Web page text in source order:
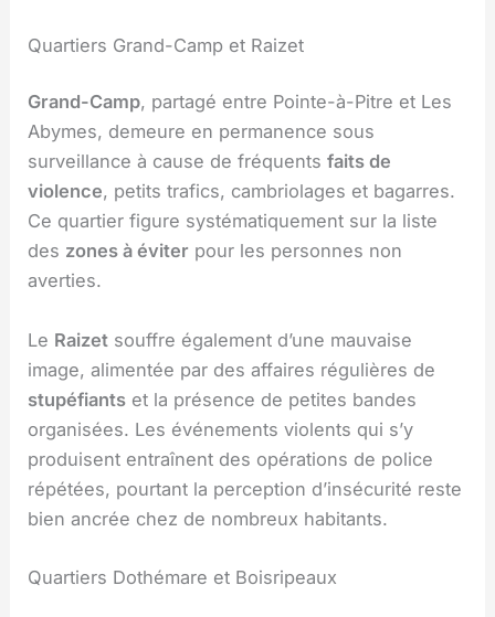
Quartiers Grand-Camp et Raizet
Grand-Camp, partagé entre Pointe-à-Pitre et Les
Abymes, demeure en permanence sous
surveillance à cause de fréquentsfaits de
violence, petits trafics, cambriolages et bagarres.
Ce quartier figure systématiquement sur la liste
des zones à éviter pour les personnes non
averties.
Le Raizet souffre également d’une mauvaise
image, alimentée par des affaires régulières de
stupéfiants et la présence de petites bandes
organisées. Les événements violents qui s’y
produisent entraînent des opérations de police
répétées, pourtant la perception d’insécurité reste
bien ancrée chez de nombreux habitants.
Quartiers Dothémare et Boisripeaux